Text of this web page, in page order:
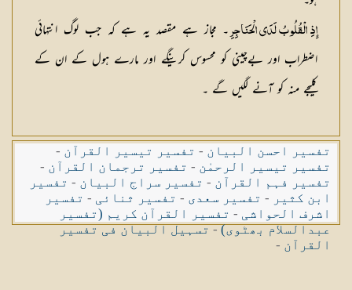
إِذِ الْقُلُوبُ لَدَى الْحَنَاجِرِ ۔ مجاز ہے مقصد یہ ہے کہ جب لوگ انتہائی
اضطراب اور بےچینی کو محسوس کرینگے اور مارے ہول کے ان کے
کلیجے منہ کو آنے لگیں گے ۔
تفسیر احسن البیان - تفسیر تیسیر القرآن -
تفسیر تیسیر الرحمٰن - تفسیر ترجمان القرآن -
تفسیر فہم القرآن - تفسیر سراج البیان - تفسیر
ابن کثیر - تفسیر سعدی - تفسیر ثنائی - تفسیر
اشرف الحواشی - تفسیر القرآن کریم (تفسیر
عبدالسلام بھٹوی)-تسہیل البیان فی تفسیر
القرآن -